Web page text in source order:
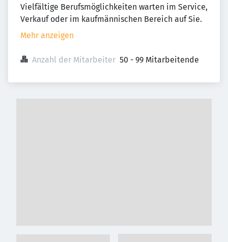
Vielfältige Berufsmöglichkeiten warten im Service,
Verkauf oder im kaufmännischen Bereich auf Sie.
Mehr anzeigen
Anzahl der Mitarbeiter 50 - 99 Mitarbeitende